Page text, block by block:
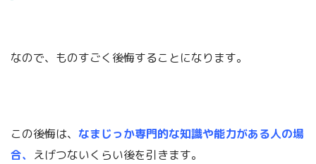
なので、ものすごく後悔することになります。
この後悔は、 なまじっか専門的な知識や能力がある人の場
合、 えげつないくらい後を引きます。